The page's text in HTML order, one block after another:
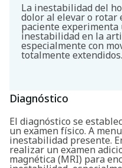
Buscar
La inestabilidad del
dolor al elevar o rotar
paciente experimenta
inestabilidad en la
especialmente con
totalmente extendidos.
Diagnóstico
El diagnóstico se
un examen físico. A
inestabilidad presente.
realizar un examen
magnética (MRI) para